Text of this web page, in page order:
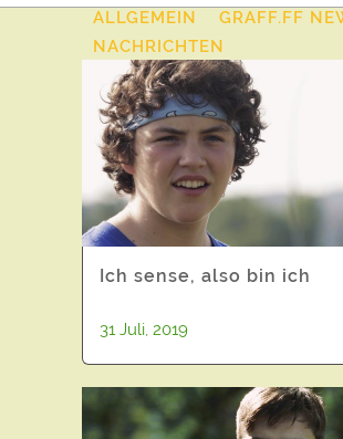
ALLGEMEIN
GRAFF.FF
NACHRICHTEN
VIDEOPOSTKARTEN
Ich sense, also bin ich
31 Juli, 2019